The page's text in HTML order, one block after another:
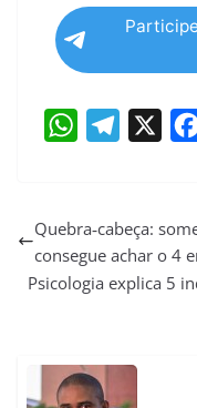
a
t
s
l
e
g
m
c
e
b
Quebra‑cabeça:
consegue achar o 4
Psicologia explica 5